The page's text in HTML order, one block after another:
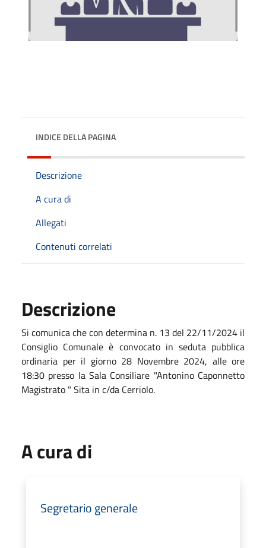
INDICE DELLA PAGINA
Descrizione
A cura di
Allegati
Contenuti correlati
Descrizione
Si comunica che con determina n. 13 del 22/11/2024 il
Consiglio Comunale è convocato in seduta pubblica
ordinaria per il giorno 28 Novembre 2024, alle ore
18:30 presso la Sala Consiliare "Antonino Caponnetto
Magistrato " Sita in c/da Cerriolo.
A cura di
Segretario generale